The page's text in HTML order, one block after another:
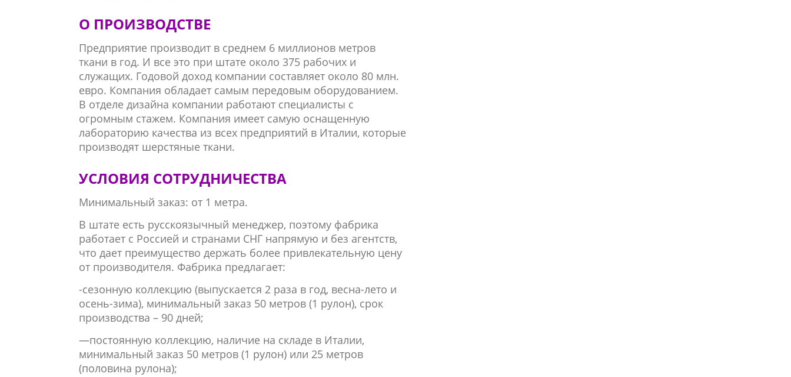
О ПРОИЗВОДСТВЕ
Предприятие производит в среднем 6 миллионов метров
ткани в год. И все это при штате около 375 рабочих и
служащих. Годовой доход компании составляет около 80 млн.
евро. Компания обладает самым передовым оборудованием.
В отделе дизайна компании работают специалисты с
огромным стажем. Компания имеет самую оснащенную
лабораторию качества из всех предприятий в Италии, которые
производят шерстяные ткани.
УСЛОВИЯ СОТРУДНИЧЕСТВА
Минимальный заказ: от 1 метра.
В штате есть русскоязычный менеджер, поэтому фабрика
работает с Россией и странами СНГ напрямую и без агентств,
что дает преимущество держать более привлекательную цену
от производителя. Фабрика предлагает:
-сезонную коллекцию (выпускается 2 раза в год, весна-лето и
осень-зима), минимальный заказ 50 метров (1 рулон), срок
производства – 90 дней;
—постоянную коллекцию, наличие на складе в Италии,
минимальный заказ 50 метров (1 рулон) или 25 метров
(половина рулона);